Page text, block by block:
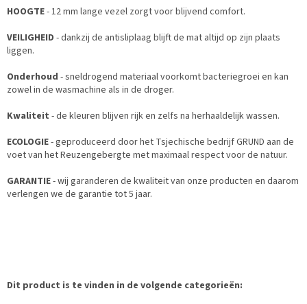
HOOGTE- 12 mm lange vezel zorgt voor blijvend comfort.
VEILIGHEID - dankzij de antisliplaag blijft de mat altijd op zijn plaats
liggen.
Onderhoud - sneldrogend materiaal voorkomt bacteriegroei en kan
zowel in de wasmachine als in de droger.
Kwaliteit - de kleuren blijven rijk en zelfs na herhaaldelijk wassen.
ECOLOGIE- geproduceerd door het Tsjechische bedrijf GRUND aan de
voet van het Reuzengebergte met maximaal respect voor de natuur.
GARANTIE- wij garanderen de kwaliteit van onze producten en daarom
verlengen we de garantie tot 5 jaar.
Dit product is te vinden in de volgende categorieën: